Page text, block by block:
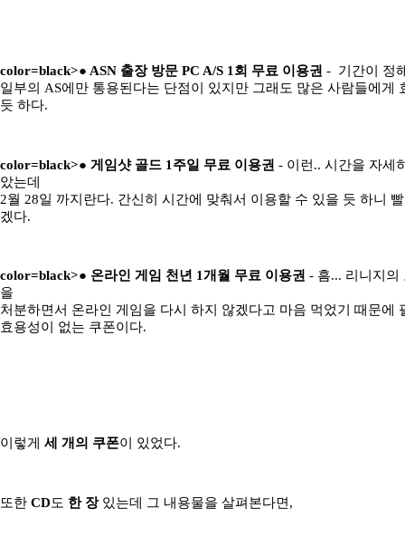
color=black>● ASN 출장 방문 PC A/S 1회 무료 이용권 - 기간이 정
일부의 AS에만 통용된다는 단점이 있지만 그래도 많은 사람들에게
듯 하다.
color=black>● 게임샷 골드 1주일 무료 이용권 - 이런.. 시간을 자세
았는데
2월 28일 까지란다. 간신히 시간에 맞춰서 이용할 수 있을 듯 하니
겠다.
color=black>● 온라인 게임 천년 1개월 무료 이용권 - 흠... 리니지의
을
처분하면서 온라인 게임을 다시 하지 않겠다고 마음 먹었기 때문에
효용성이 없는 쿠폰이다.
이렇게 세 개의 쿠폰이 있었다.
또한 CD도 한 장있는데 그 내용물을 살펴본다면,